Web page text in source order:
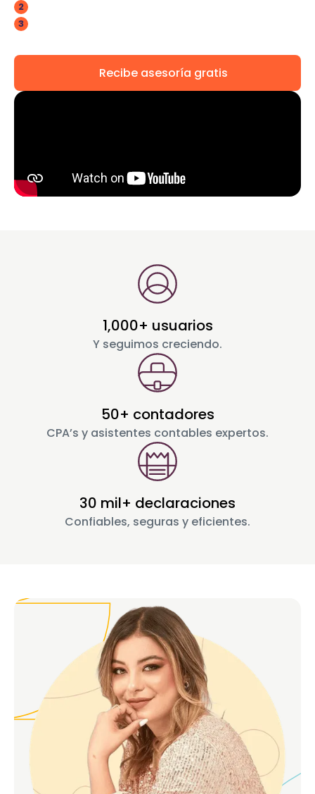
2
3
Recibe asesoría gratis
1,000+ usuarios
Y seguimos creciendo.
50+ contadores
CPA’s y asistentes contables expertos.
30 mil+ declaraciones
Confiables, seguras y eficientes.